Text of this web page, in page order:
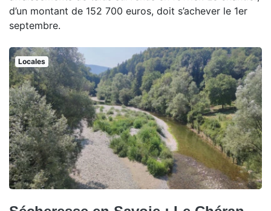
d’un montant de 152 700 euros, doit s’achever le 1er
septembre.
Locales